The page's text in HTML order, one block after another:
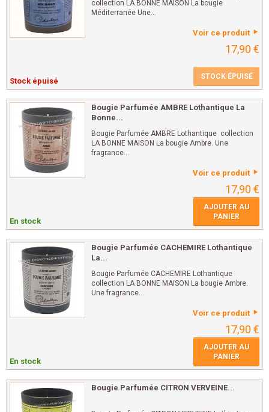
collection LA BONNE MAISON La bougie
Méditerranée Une...
Voir ce produit
17,90 €
Stock épuisé STOCK ÉPUISÉ
Bougie Parfumée AMBRE Lothantique La
Bonne...
Bougie Parfumée AMBRE Lothantique collection
LA BONNE MAISON La bougie Ambre. Une
fragrance...
Voir ce produit
17,90 €
En stock
AJOUTER AU
PANIER
Bougie Parfumée CACHEMIRE Lothantique
La...
Bougie Parfumée CACHEMIRE Lothantique
collection LA BONNE MAISON La bougie Ambre.
Une fragrance...
Voir ce produit
17,90 €
En stock
AJOUTER AU
PANIER
Bougie Parfumée CITRON VERVEINE...